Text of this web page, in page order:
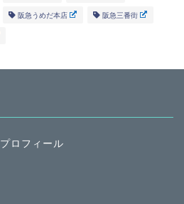
阪急うめだ本店 阪急三番街
プロフィール